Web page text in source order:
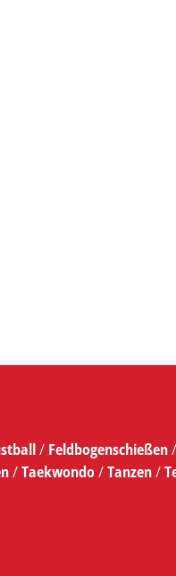
/ Feldbogenschießen/
/Taekwondo/Tanzen/